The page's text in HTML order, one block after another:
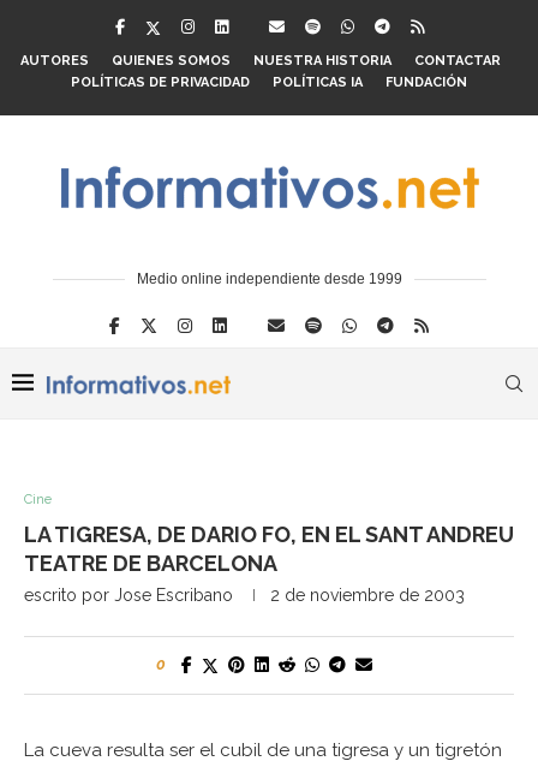
AUTORES QUIENES SOMOS NUESTRA HISTORIA
CONTACTAR
POLÍTICAS DE PRIVACIDAD
POLÍTICAS IA FUNDACIÓN
Medio online independiente desde 1999
Cine
LA TIGRESA, DE DARIO FO, EN EL SANT ANDREU
TEATRE DE BARCELONA
escrito por Jose Escribano 2 de noviembre de 2003
0
La cueva resulta ser el cubil de una tigresa y un tigretón